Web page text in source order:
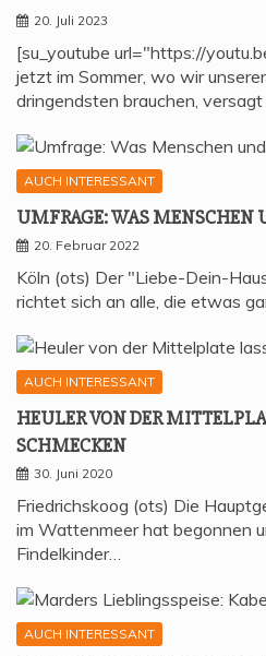
20. Juli 2023
[su_youtube url="https://
jetzt im Sommer, wo wir
dringendsten brauchen, versagt
AUCH INTERESSANT
UMFRA­GE: WAS MEN­SCHEN
20. Februar 2022
Köln (ots) Der "Liebe-Dein-
richtet sich an alle, die etwas
AUCH INTERESSANT
HEU­LER VON DER
SCHMECKEN
30. Juni 2020
Friedrichskoog (ots) Die
im Wattenmeer hat begonnen
Findelkinder…
AUCH INTERESSANT